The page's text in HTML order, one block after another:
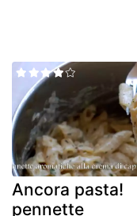
Ancora pasta!
pennette